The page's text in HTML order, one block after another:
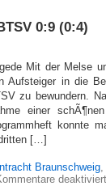
0:9 (0:4)
Mit der Melse
Aufsteiger in die
zu bewundern.
einer
konnte
[…]
Braunschweig,
deaktiviert